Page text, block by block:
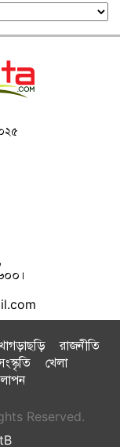
রাজনীতি
খেলা
Reserved.